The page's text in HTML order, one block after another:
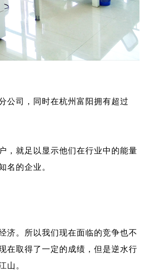
公司，同时在杭州富阳拥有超过
，就足以显示他们在行业中的能量
名的企业。
济。所以我们现在面临的竞争也不
在取得了一定的成绩，但是逆水行
山。